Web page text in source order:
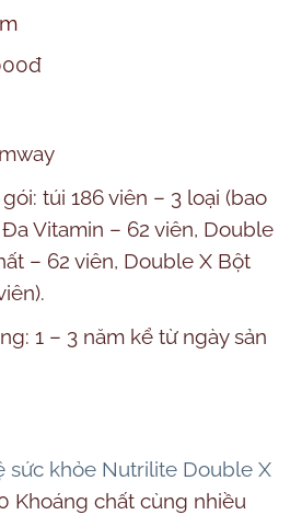
túi 186 viên – 3 loại (bao
Vitamin – 62 viên, Double
– 62 viên, Double X Bột
1 – 3 năm kể từ ngày sản
sức khỏe Nutrilite Double X
Khoáng chất cùng nhiều